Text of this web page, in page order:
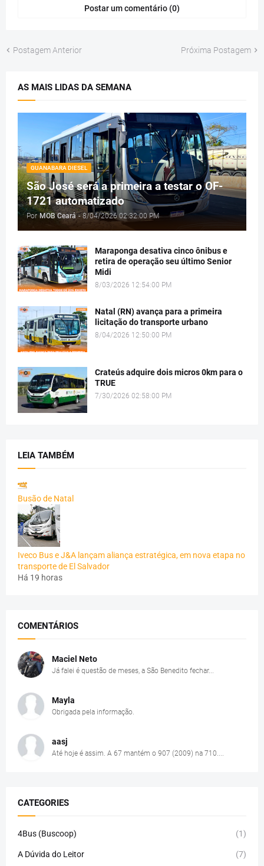
Postar um comentário (0)
Postagem Anterior Próxima Postagem
AS MAIS LIDAS DA SEMANA
GUANABARA DIESEL
São José será a primeira a testar o OF-
1721 automatizado
Por MOB Ceará - 8/04/2026 02:32:00 PM
Maraponga desativa cinco ônibus e
retira de operação seu último Senior
Midi
8/03/2026 12:54:00 PM
Natal (RN) avança para a primeira
licitação do transporte urbano
8/04/2026 12:50:00 PM
Crateús adquire dois micros 0km para o
TRUE
7/30/2026 02:58:00 PM
LEIA TAMBÉM
Busão de Natal
Iveco Bus e J&A lançam aliança estratégica, em nova etapa no
transporte de El Salvador
Há 19 horas
COMENTÁRIOS
Maciel Neto
Já falei é questão de meses, a São Benedito fechar...
Mayla
Obrigada pela informação.
aasj
Até hoje é assim. A 67 mantém o 907 (2009) na 710....
CATEGORIES
4Bus (Buscoop) (1)
A Dúvida do Leitor (7)